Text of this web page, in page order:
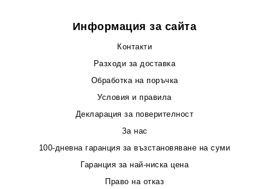
Информация за сайта
Контакти
Разходи за доставка
Обработка на поръчка
Условия и правила
Декларация за поверителност
За нас
100-дневна гаранция за възстановяване на суми
Гаранция за най-ниска цена
Право на отказ